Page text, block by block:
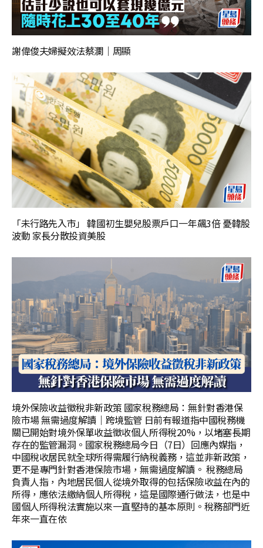
謝偉俊夫婦擬效法蔡瀾｜周顯
「未行路先入市」 韓國初生嬰兒股票戶口一年飆3倍 憂韓股
波動 家長分散投資美股
境外保險收益徵稅非新政策 國家稅務總局：無針對香港保
險市場 無需過度解讀｜跨境監管 日前有報道指中國稅務機
關已開始對境外保單收益徵收個人所得稅20%，以堵塞長期
存在的監管漏洞。國家稅務總局今日（7日）回應內媒指，
中國稅收居民就全球所得需履行納稅義務，這並非新政策，
更不是專門針對香港保險市場，無需過度解讀。 稅務總局
負責人指，內地居民個人從境外取得的包括保險收益在內的
所得，應依法繳納個人所得稅，這是國際通行做法，也是中
國個人所得稅法實施以來一直堅持的基本原則。稅務部門近
年來一直在依